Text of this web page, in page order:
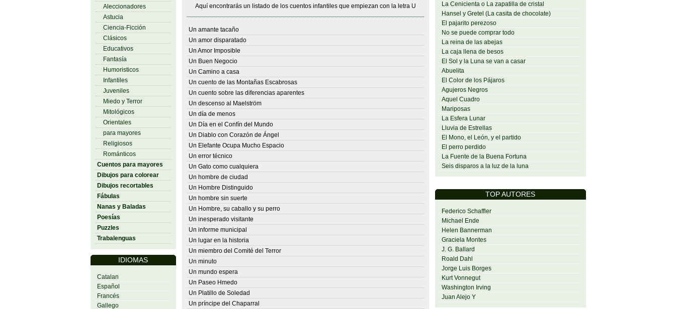
La Cenicienta o La zapatilla de cristal
Hansel y Gretel (La casita de chocolate)
El pajarito perezoso
No se puede comprar todo
La reina de las abejas
La caja llena de besos
El Sol y la Luna se van a casar
Abuelita
El Color de los Pájaros
Agujeros Negros
Aquel Cuadro
Mariposas
La Esfera Lunar
Lluvia de Estrellas
El Mono, el León, y el partido
El perro perdido
La Fuente de la Buena Fortuna
Seis disparos a la luz de la luna
TOP AUTORES
Federico Schaffler
Michael Ende
Helen Bannerman
Graciela Montes
J. G. Ballard
Roald Dahl
Jorge Luis Borges
Kurt Vonnegut
Washington Irving
Juan Alejo Y
Aleccionadores
Astucia
Ciencia-Ficción
Clásicos
Educativos
Fantasía
Humoristicos
Infantiles
Juveniles
Miedo y Terror
Mitológicos
Orientales
para mayores
Religiosos
Románticos
Cuentos para mayores
Dibujos para colorear
Dibujos recortables
Fábulas
Nanas y Baladas
Poesías
Puzzles
Trabalenguas
IDIOMAS
Catalan
Español
Francés
Gallego
Aquí encontrarás un listado de los cuentos infantiles que empiezan con la letra U
Un amante tacaño
Un amor disparatado
Un Amor Imposible
Un Buen Negocio
Un Camino a casa
Un cuento de las Montañas Escabrosas
Un cuento sobre las diferencias aparentes
Un descenso al Maelström
Un día de menos
Un Día en el Confín del Mundo
Un Diablo con Corazón de Ángel
Un Elefante Ocupa Mucho Espacio
Un error técnico
Un Gato como cualquiera
Un hombre de ciudad
Un Hombre Distinguido
Un hombre sin suerte
Un Hombre, su caballo y su perro
Un inesperado visitante
Un informe municipal
Un lugar en la historia
Un miembro del Comité del Terror
Un minuto
Un mundo espera
Un Paseo Hmedo
Un Platillo de Soledad
Un príncipe del Chaparral